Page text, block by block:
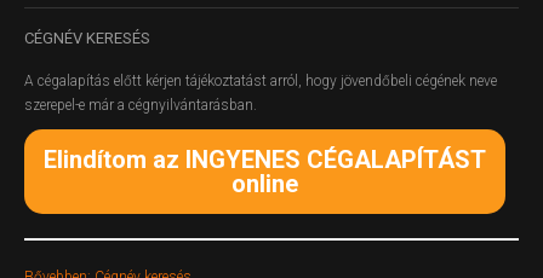
CÉGNÉV KERESÉS
A cégalapítás előtt kérjen tájékoztatást arról, hogy jövendőbeli cégének neve
szerepel-e már a cégnyilvántarásban.
Elindítom az INGYENES CÉGALAPÍTÁST
online